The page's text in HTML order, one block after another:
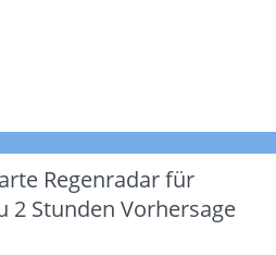
Regenradar für
2 Stunden Vorhersage